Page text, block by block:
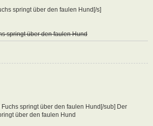
springt über den faulen Hund[/s]
springt über den faulen Hund
springt über den faulen Hund[/sub] Der
über den faulen Hund